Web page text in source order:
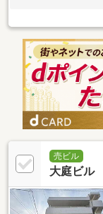
売ビル
大庭ビル